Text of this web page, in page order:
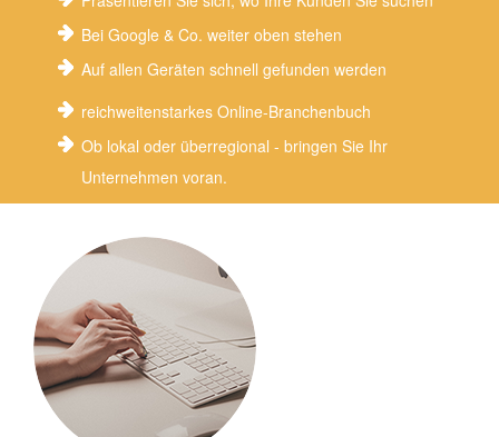
Bei Google & Co. weiter oben stehen
Auf allen Geräten schnell gefunden werden
reichweitenstarkes Online-Branchenbuch
Ob lokal oder überregional - bringen Sie Ihr
Unternehmen voran.